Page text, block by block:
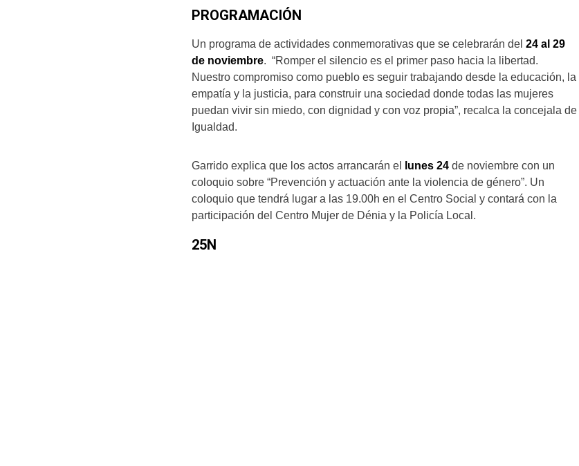
PROGRAMACIÓN
Un programa de actividades conmemorativas que se celebrarán del 24 al 29
de noviembre. “Romper el silencio es el primer paso hacia la libertad.
Nuestro compromiso como pueblo es seguir trabajando desde la educación, la
empatía y la justicia, para construir una sociedad donde todas las mujeres
puedan vivir sin miedo, con dignidad y con voz propia”, recalca la concejala de
Igualdad.
Garrido explica que los actos arrancarán el lunes 24 de noviembre con un
coloquio sobre “Prevención y actuación ante la violencia de género”. Un
coloquio que tendrá lugar a las 19.00h en el Centro Social y contará con la
participación del Centro Mujer de Dénia y la Policía Local.
25N